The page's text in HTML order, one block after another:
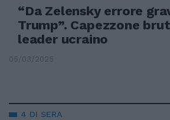
“Da Zelensky errore
Trump”. Capezzone
leader ucraino
05/03/2025
4 DI SERA